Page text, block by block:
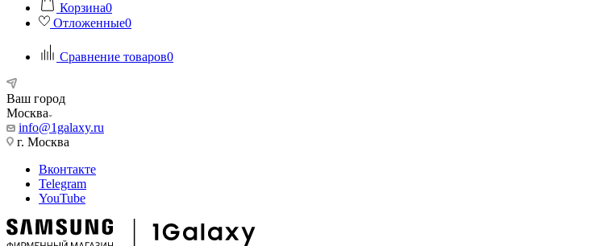
Корзина0
Отложенные0
Сравнение товаров0
Ваш город
Москва
info@1galaxy.ru
г. Москва
Вконтакте
Telegram
YouTube